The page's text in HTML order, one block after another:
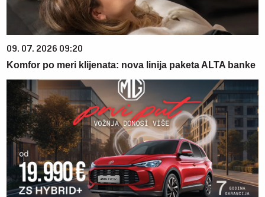
09. 07. 2026 09:20
Komfor po meri klijenata: nova linija paketa ALTA banke